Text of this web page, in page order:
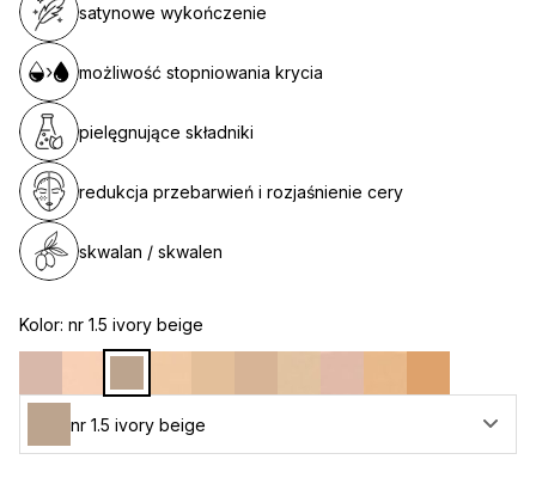
możliwość stopniowania krycia
pielęgnujące składniki
redukcja przebarwień i rozjaśnienie cery
satynowe wykończenie
skwalan / skwalen
Kolor: nr 1.5 ivory beige
nr 1.5 ivory beige